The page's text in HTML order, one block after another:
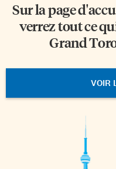
Sur la page
verrez tout ce
Grand
VOIR